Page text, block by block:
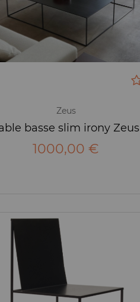
Zeus
basse slim irony Zeus
1000,00 €